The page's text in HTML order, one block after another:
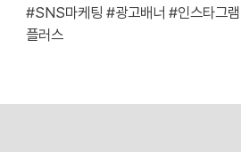
#SNS마케팅 #광고배너 #인스타그램
플러스